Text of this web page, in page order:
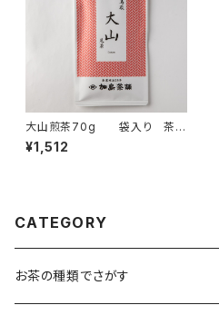
大山煎茶70g 袋入り 茶
葉 ギフト プレゼント 山陰
のお土産に 煎茶 緑茶 日
¥1,512
CATEGORY
お茶の種類でさがす